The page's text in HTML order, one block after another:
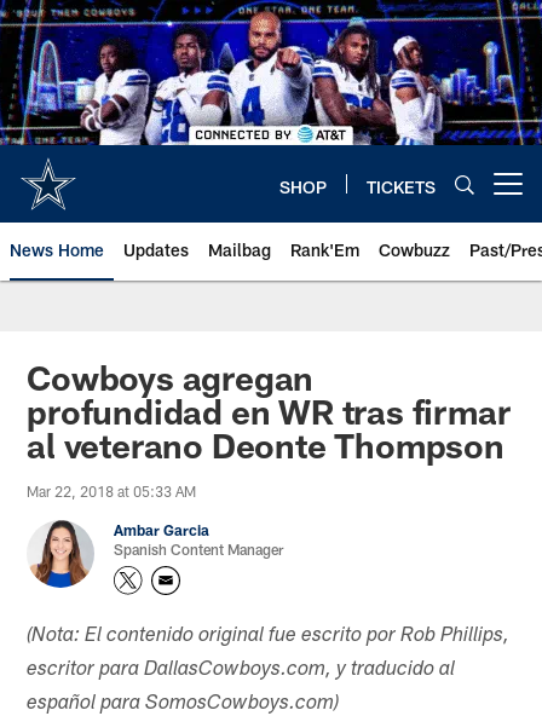
Skip
to
main
content
SHOP TICKETS
News Home Updates Mailbag Rank'Em Cowbuzz Past/
Cowboys agregan
profundidad en WR tras firmar
al veterano Deonte Thompson
Mar 22, 2018 at 05:33 AM
Ambar Garcia
Spanish Content Manager
(Nota: El contenido original fue escrito por Rob Phillips,
escritor para DallasCowboys.com, y traducido al
español para SomosCowboys.com)​